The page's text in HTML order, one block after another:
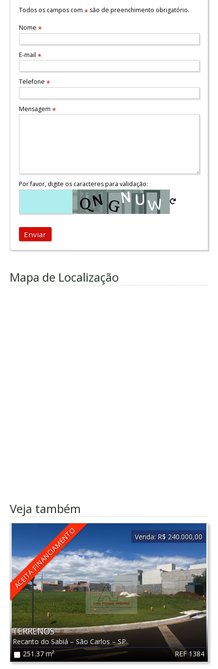
Todos os campos com *são de preenchimento obrigatório.
Nome *
E-mail *
Telefone *
Mensagem *
Por favor, digite os caracteres para validação:
Enviar
Mapa de Localização
Veja também
ACEITA FINANCIAMENTO
REF 1384
TERRENOS
Recanto do Sabiá – São Carlos –SP
251.37 m²
Venda: R$ 240.000,00